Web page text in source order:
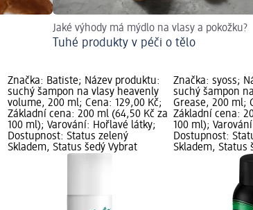
Jaké výhody má mýdlo na vlasy a pokožku?
Tuhé produkty v péči o tělo
Značka: Batiste; Název produktu:
suchý šampon na vlasy heavenly
volume, 200 ml; Cena: 129,00 Kč;
Základní cena: 200 ml (64,50 Kč za
100 ml); Varování: Hořlavé látky;
Dostupnost: Status zelený
Skladem, Status šedý Vybrat
Značka: syoss;
suchý šampon
Grease, 200 ml;
Základní cena:
100 ml);
Dostupnost:
Skladem, Status